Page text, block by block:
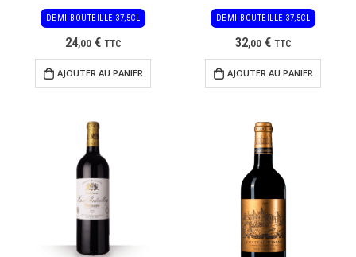
DEMI-BOUTEILLE 37,5CL
24,00 € TTC
AJOUTER AU PANIER
DEMI-BOUTEILLE 37,5CL
32,00 € TTC
AJOUTER AU PANIER